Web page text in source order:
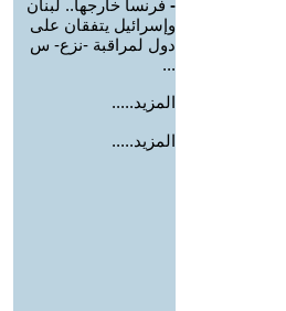
- فرنسا خارجها.. لبنان
وإسرائيل يتفقان على
دول لمراقبة -نزع- س
...
المزيد.....
المزيد.....